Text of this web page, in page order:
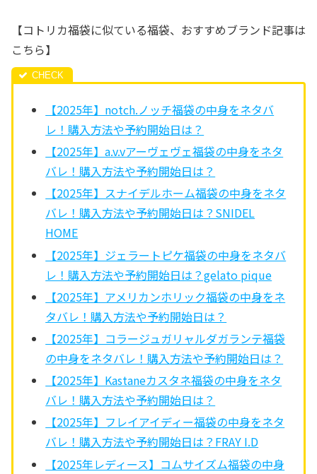
【コトリカ福袋に似ている福袋、おすすめブランド記事は
こちら】
【2025年】notch.ノッチ福袋の中身をネタバ
レ！購入方法や予約開始日は？
【2025年】a.v.vアーヴェヴェ福袋の中身をネタ
バレ！購入方法や予約開始日は？
【2025年】スナイデルホーム福袋の中身をネタ
バレ！購入方法や予約開始日は？SNIDEL
HOME
【2025年】ジェラートピケ福袋の中身をネタバ
レ！購入方法や予約開始日は？gelato pique
【2025年】アメリカンホリック福袋の中身をネ
タバレ！購入方法や予約開始日は？
【2025年】コラージュガリャルダガランテ福袋
の中身をネタバレ！購入方法や予約開始日は？
【2025年】Kastaneカスタネ福袋の中身をネタ
バレ！購入方法や予約開始日は？
【2025年】フレイアイディー福袋の中身をネタ
バレ！購入方法や予約開始日は？FRAY I.D
【2025年レディース】コムサイズム福袋の中身